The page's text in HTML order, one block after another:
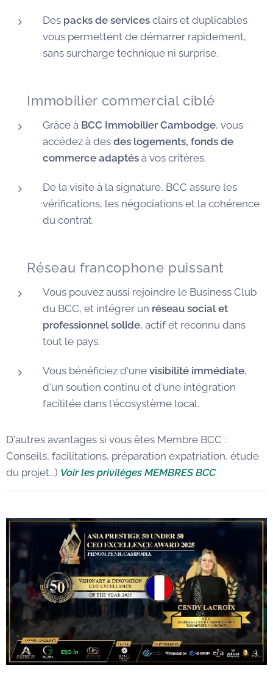
Des packs de services clairs et duplicables
vous permettent de démarrer rapidement,
sans surcharge technique ni surprise.
🏠 Immobilier commercial ciblé
Grâce à BCC Immobilier Cambodge, vous
accédez à des des logements, fonds de
commerce adaptés à vos critères.
De la visite à la signature, BCC assure les
vérifications, les négociations et la cohérence
du contrat.
🌐 Réseau francophone puissant
Vous pouvez aussi rejoindre le Business Club
du BCC, et intégrer un réseau social et
professionnel solide, actif et reconnu dans
tout le pays.
Vous bénéficiez d'une visibilité immédiate,
d'un soutien continu et d'une intégration
facilitée dans l'écosystème local.
D'autres avantages si vous êtes Membre BCC :
Conseils, facilitations, préparation expatriation, étude
du projet...) Voir les privilèges MEMBRES BCC